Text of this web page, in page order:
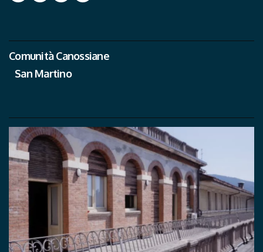
Comunità Canossiane
San Martino